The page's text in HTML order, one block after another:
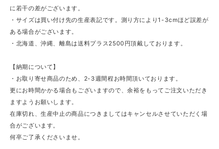
に若干の差がございます。
・サイズは買い付け先の生産表記です。測り方により1-3cmほど誤差が
ある場合がございます。
・北海道、沖縄、離島は送料プラス2500円頂戴しております。
【納期について】
・お取り寄せ商品のため、2-3週間程お時間頂いております。
更にお時間かかる場合もございますので、余裕をもってご注文いただき
ますようお願いします。
在庫切れ、生産中止の商品につきましてはキャンセルさせていただく場
合がございます。
何卒ご了承くださいませ。